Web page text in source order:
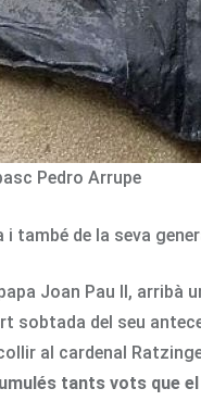
Pedro Arrupe
i també de la seva
Joan Pau II, arribà
sobtada del seu
al cardenal
tants vots que